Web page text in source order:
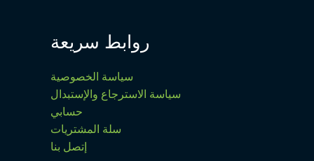
روابط سريعة
سياسة الخصوصية
سياسة الاسترجاع والإستبدال
حسابي
سلة المشتريات
إتصل بنا